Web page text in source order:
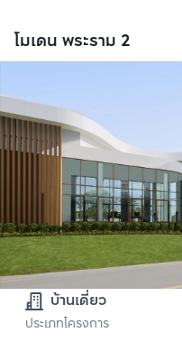
โมเดน พระราม 2
บ้านเดี่ยว
ประเภทโครงการ